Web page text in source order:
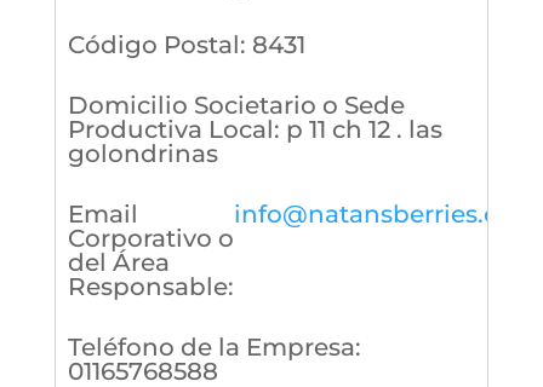
Código Postal: 8431
Domicilio Societario o Sede
Productiva Local: p 11 ch 12 . las
golondrinas
Email
Corporativo o
del Área
Responsable:
info@natansberries.com
Teléfono de la Empresa:
01165768588